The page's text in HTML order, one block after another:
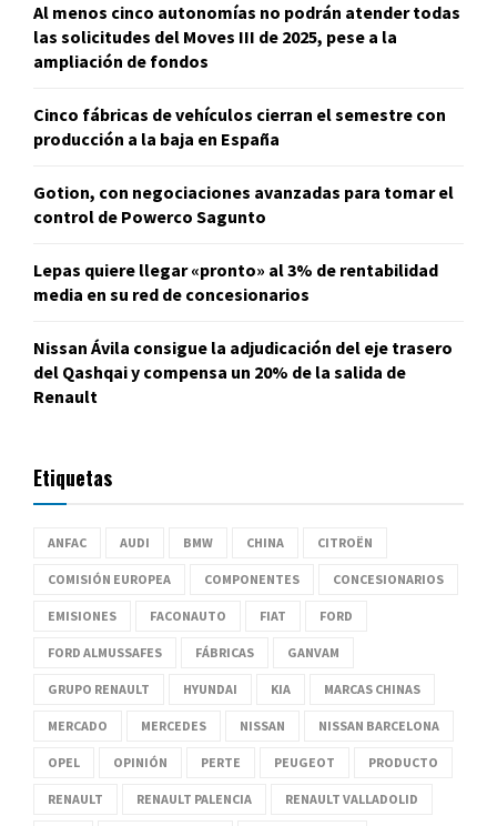
Al menos cinco autonomías no podrán atender todas
las solicitudes del Moves III de 2025, pese a la
ampliación de fondos
Cinco fábricas de vehículos cierran el semestre con
producción a la baja en España
Gotion, con negociaciones avanzadas para tomar el
control de Powerco Sagunto
Lepas quiere llegar «pronto» al 3% de rentabilidad
media en su red de concesionarios
Nissan Ávila consigue la adjudicación del eje trasero
del Qashqai y compensa un 20% de la salida de
Renault
Etiquetas
ANFAC AUDI BMW CHINA CITROËN
COMISIÓN EUROPEA COMPONENTES CONCESIONARIOS
EMISIONES FACONAUTO FIAT FORD
FORD ALMUSSAFES FÁBRICAS GANVAM
GRUPO RENAULT HYUNDAI KIA MARCAS CHINAS
MERCADO MERCEDES NISSAN NISSAN BARCELONA
OPEL OPINIÓN PERTE PEUGEOT PRODUCTO
RENAULT RENAULT PALENCIA RENAULT VALLADOLID